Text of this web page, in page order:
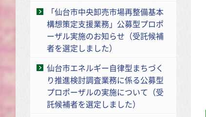
「仙台市中央卸売市場再整備基本
構想策定支援業務」公募型プロポ
ーザル実施のお知らせ（受託候補
者を選定しました）
仙台市エネルギー自律型まちづく
り推進検討調査業務に係る公募型
プロポーザルの実施について（受
託候補者を選定しました）